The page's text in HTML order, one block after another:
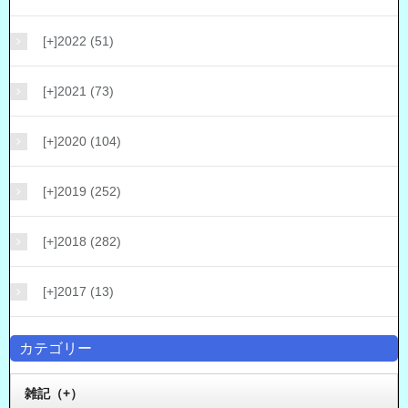
[+]2022 (51)
[+]2021 (73)
[+]2020 (104)
[+]2019 (252)
[+]2018 (282)
[+]2017 (13)
カテゴリー
雑記（+）